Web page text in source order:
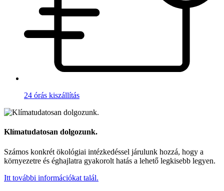
24 órás kiszállítás
Klímatudatosan dolgozunk.
Számos konkrét ökológiai intézkedéssel járulunk hozzá, hogy a
környezetre és éghajlatra gyakorolt hatás a lehető legkisebb legyen.
Itt további információkat talál.